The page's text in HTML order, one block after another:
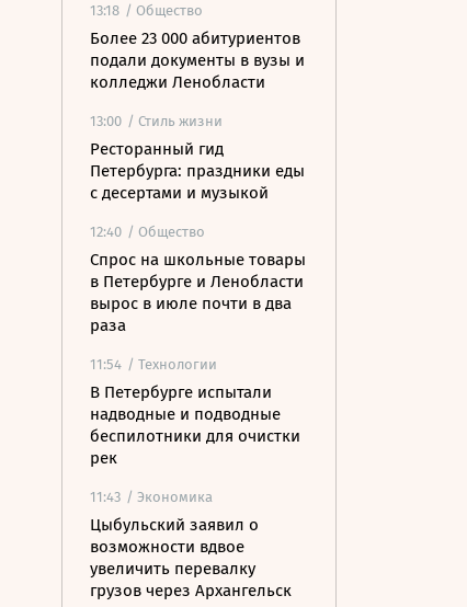
13:18 / Общество
Более 23 000 абитуриентов
подали документы в вузы и
колледжи Ленобласти
13:00 / Стиль жизни
Ресторанный гид
Петербурга: праздники еды
с десертами и музыкой
12:40 / Общество
Спрос на школьные товары
в Петербурге и Ленобласти
вырос в июле почти в два
раза
11:54 / Технологии
В Петербурге испытали
надводные и подводные
беспилотники для очистки
рек
11:43 / Экономика
Цыбульский заявил о
возможности вдвое
увеличить перевалку
грузов через Архангельск